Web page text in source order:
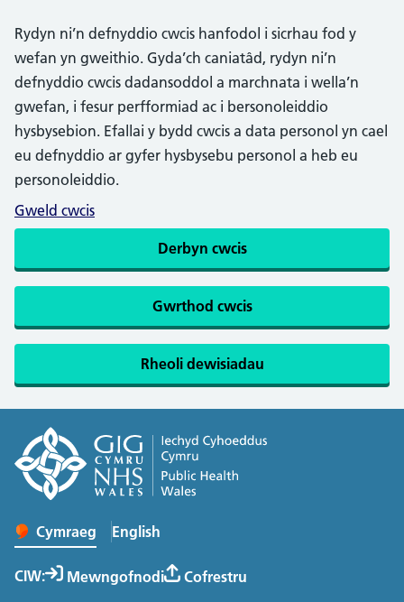
Rydyn ni’n defnyddio cwcis hanfodol i sicrhau fod y
wefan yn gweithio. Gyda’ch caniatâd, rydyn ni’n
defnyddio cwcis dadansoddol a marchnata i wella’n
gwefan, i fesur perfformiad ac i bersonoleiddio
hysbysebion. Efallai y bydd cwcis a data personol yn cael
eu defnyddio ar gyfer hysbysebu personol a heb eu
personoleiddio.
Gweld cwcis
Derbyn cwcis
Gwrthod cwcis
Rheoli dewisiadau
Newid iaith y wefan
Cymraeg English
– Change the language to English
CIW: Mewngofnodi Cofrestru